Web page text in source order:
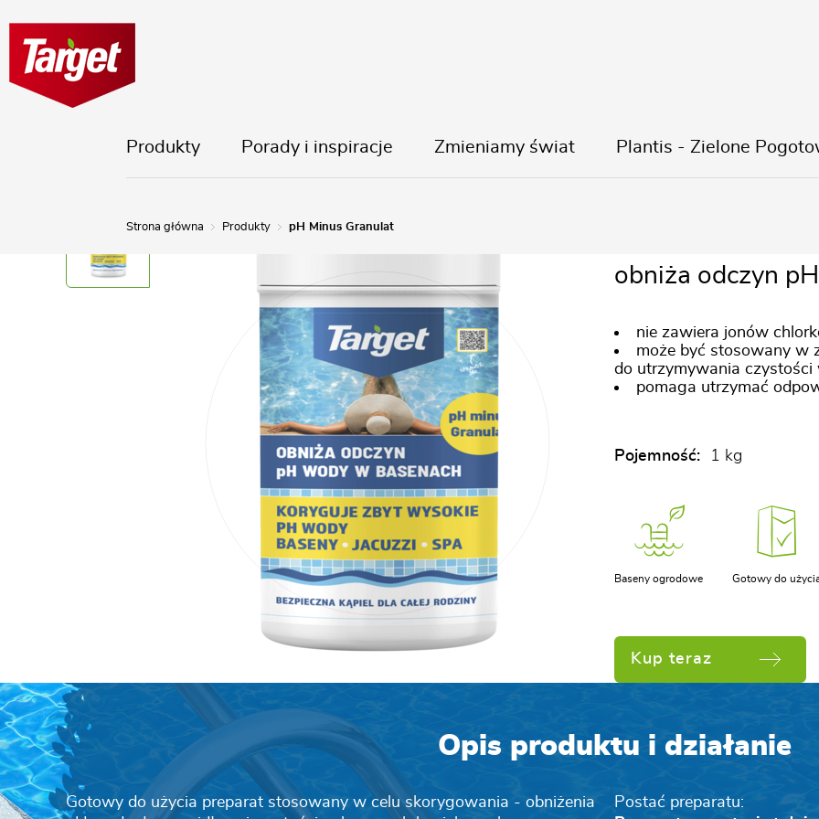
Produkty Porady i inspiracje Zmieniamy świat Plantis - Zielone
Strona główna Produkty pH Minus Granulat
obniża odczyn
nie zawiera jonów
może być stosowany w
do utrzymywania czystości
pomaga utrzymać
Pojemność: 1 kg
Baseny ogrodowe Gotowy do
Kup teraz
Opis produktu i działanie
Gotowy do użycia preparat stosowany w celu skorygowania - obniżenia
Postać preparatu: